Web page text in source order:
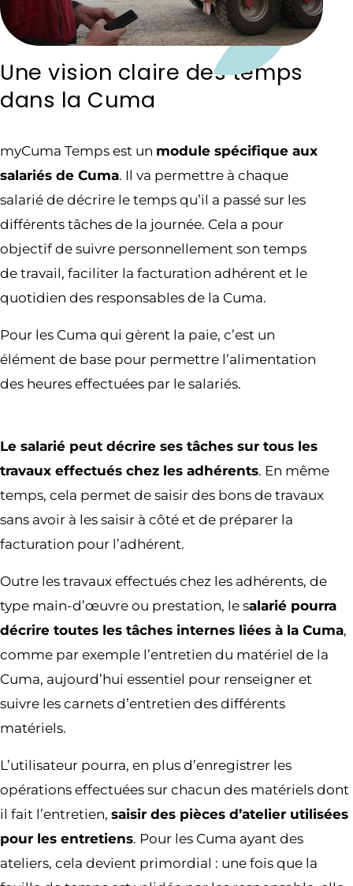
Une vision claire des temps
dans la Cuma
myCuma Temps est un module spécifique aux
salariés de Cuma. Il va permettre à chaque
salarié de décrire le temps qu’il a passé sur les
différents tâches de la journée. Cela a pour
objectif de suivre personnellement son temps
de travail, faciliter la facturation adhérent et le
quotidien des responsables de la Cuma.
Pour les Cuma qui gèrent la paie, c’est un
élément de base pour permettre l’alimentation
des heures effectuées par le salariés.
Le salarié peut décrire ses tâches sur tous les
travaux effectués chez les adhérents. En même
temps, cela permet de saisir des bons de travaux
sans avoir à les saisir à côté et de préparer la
facturation pour l’adhérent.
Outre les travaux effectués chez les adhérents, de
type main-d’œuvre ou prestation, le salarié pourra
décrire toutes les tâches internes liées à la Cuma,
comme par exemple l’entretien du matériel de la
Cuma, aujourd’hui essentiel pour renseigner et
suivre les carnets d’entretien des différents
matériels.
L’utilisateur pourra, en plus d’enregistrer les
opérations effectuées sur chacun des matériels dont
il fait l’entretien, saisir des pièces d’atelier utilisées
pour les entretiens. Pour les Cuma ayant des
ateliers, cela devient primordial : une fois que la